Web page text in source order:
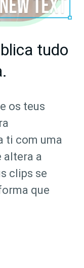
tudo
os teus
ti com uma
altera a
clips se
que